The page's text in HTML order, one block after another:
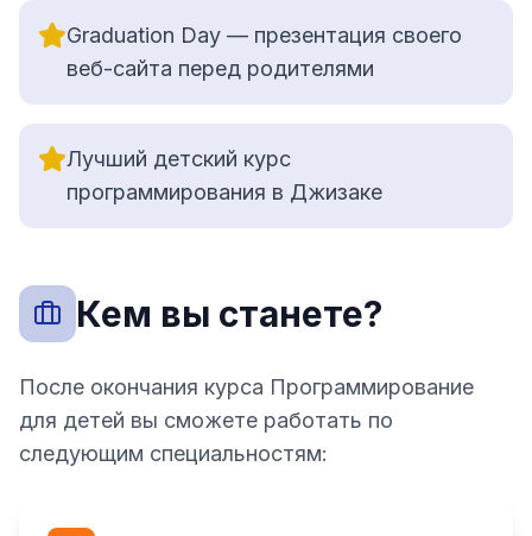
Graduation Day — презентация своего
веб-сайта перед родителями
Лучший детский курс
программирования в Джизаке
Кем вы станете?
После окончания курса Программирование
для детей вы сможете работать по
следующим специальностям: